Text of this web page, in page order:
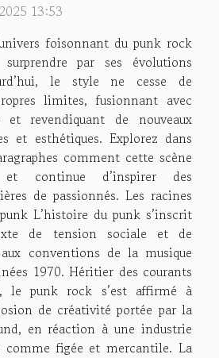
13:53
foisonnant du punk rock
par ses évolutions
le style ne cesse de
limites, fusionnant avec
et revendiquant de nouveaux
et esthétiques. Explorez dans
comment cette scène
continue d’inspirer des
de passionnés. Les racines
L’histoire du punk s’inscrit
de tension sociale et de
conventions de la musique
1970. Héritier des courants
le punk rock s’est affirmé à
de créativité portée par la
en réaction à une industrie
comme figée et mercantile. La